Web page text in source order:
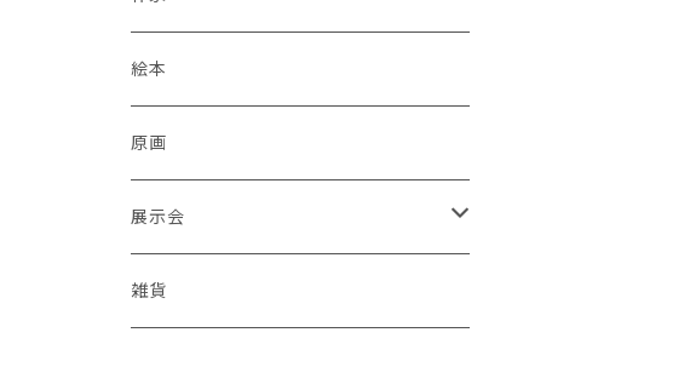
蒼川わか
あきやまりか
ashika
足立真人
絵本
原画
展示会
Mori / Kosamu.An 「トトニョロ 初展」
雑貨